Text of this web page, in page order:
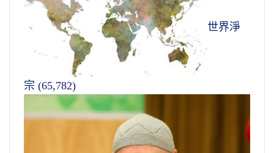
世界淨
宗 (65,782)